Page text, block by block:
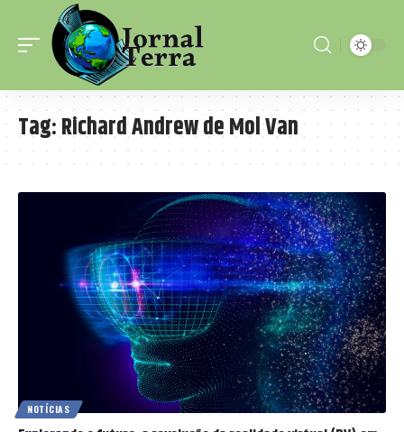
Tag:Richard Andrew de Mol Van
NOTÍCIAS